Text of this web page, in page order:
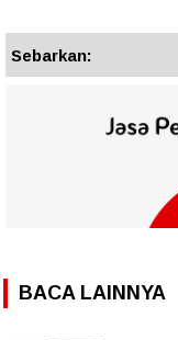
Sebarkan:
BACA LAINNYA